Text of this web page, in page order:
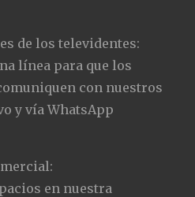
de los televidentes:
línea para que los
con nuestros
y vía WhatsApp
en nuestra